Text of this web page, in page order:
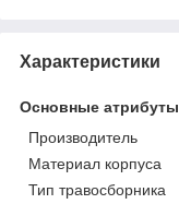
Характеристики
Основные атрибуты
Производитель
Материал корпуса
Тип травосборника